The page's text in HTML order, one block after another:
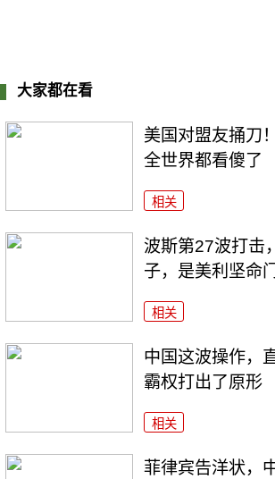
大家都在看
美国对盟友捅刀
全世界都看傻了
相关
波斯第27波打击
子，是美利坚命门
相关
中国这波操作，
霸权打出了原形
相关
菲律宾告洋状，